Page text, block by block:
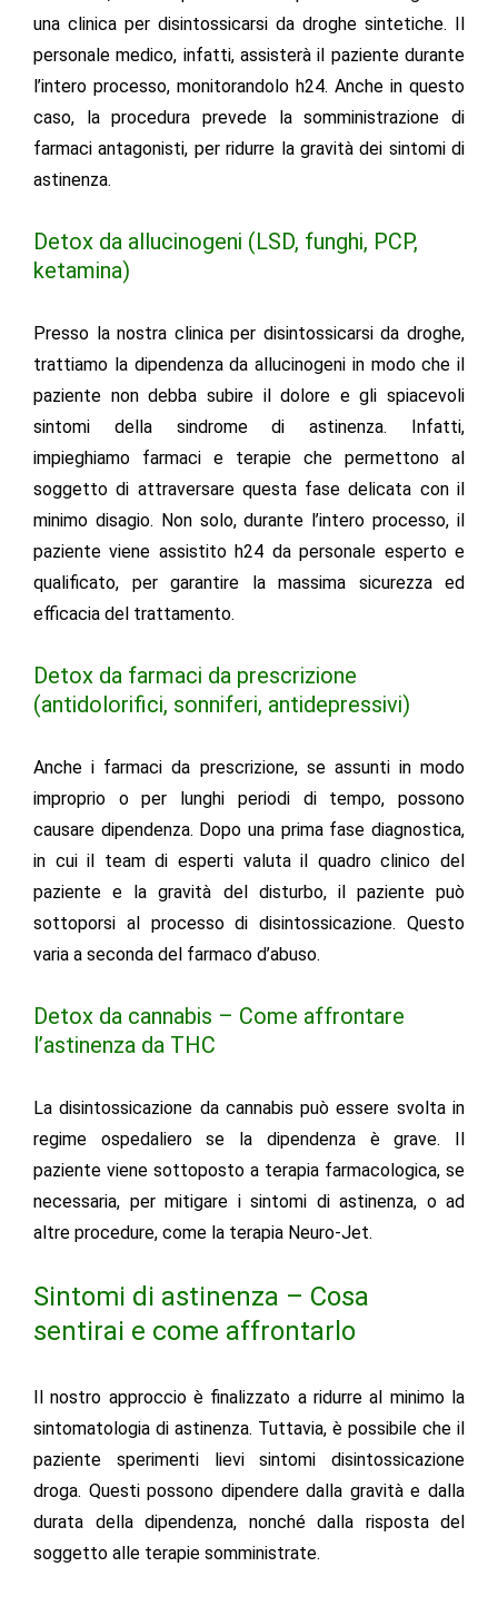
una clinica per disintossicarsi da droghe sintetiche. Il
personale medico, infatti, assisterà il paziente durante
l’intero processo, monitorandolo h24. Anche in questo
caso, la procedura prevede lasomministrazione di
farmaci antagonisti, per ridurre la gravità dei sintomi di
astinenza.
Detox da allucinogeni (LSD, funghi, PCP,
ketamina)
Presso la nostra clinica per disintossicarsi da droghe,
trattiamo la dipendenza da allucinogeni in modo che il
paziente non debba subire il dolore e gli spiacevoli
sintomi della sindrome di astinenza. Infatti,
impieghiamo farmaci e terapie che permettono al
soggetto di attraversare questa fase delicata con il
minimo disagio. Non solo, durante l’intero processo, il
paziente viene assistito h24 da personale esperto e
qualificato, per garantire la massima sicurezza ed
efficacia del trattamento.
Detox da farmaci da prescrizione
(antidolorifici, sonniferi, antidepressivi)
Anche i farmaci da prescrizione, se assunti in modo
improprio o per lunghi periodi di tempo, possono
causare dipendenza. Dopo una prima fase diagnostica,
in cui il team di esperti valuta il quadro clinico del
paziente e la gravità del disturbo, il paziente può
sottoporsi al processo di disintossicazione. Questo
varia a seconda del farmaco d’abuso.
Detox da cannabis – Come affrontare
l’astinenza da THC
La disintossicazione da cannabis può essere svolta in
regime ospedaliero se la dipendenza è grave. Il
paziente viene sottoposto a terapia farmacologica, se
necessaria, per mitigare i sintomi di astinenza, o ad
altre procedure, come la terapia Neuro-Jet.
Sintomi di astinenza – Cosa
sentirai e come affrontarlo
Il nostro approccio è finalizzato a ridurre al minimo la
sintomatologia di astinenza. Tuttavia, è possibile che il
paziente sperimenti lievisintomi disintossicazione
droga. Questi possono dipendere dalla gravità e dalla
durata della dipendenza, nonché dalla risposta del
soggetto alle terapie somministrate.